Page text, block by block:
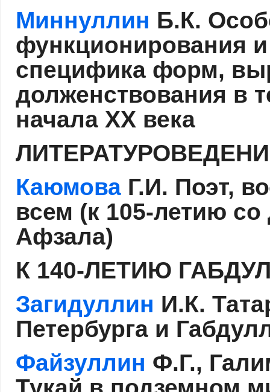
Миннуллин Б.К.
функционирования и
специфика форм,
долженствования в
начала XX века
Каюмова Г.И. Поэт,
всем (к 105-летию
Афзала)
К 140-ЛЕТИЮ
Загидуллин И.К.
Петербурга и
Файзуллин Ф.Г.,